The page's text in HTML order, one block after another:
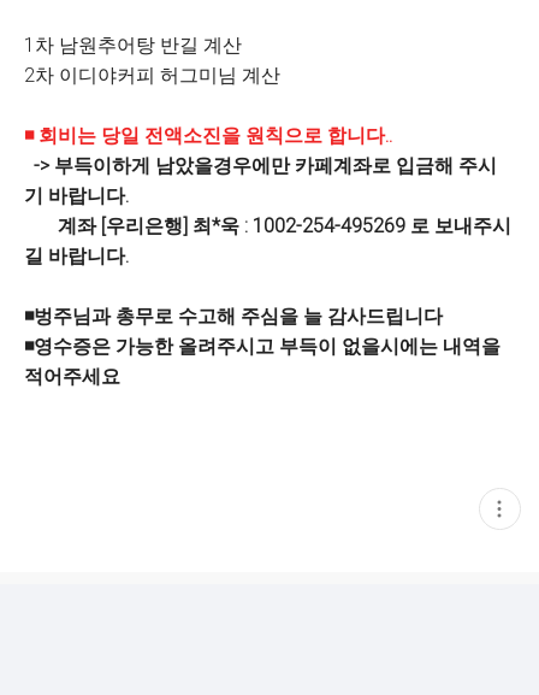
1차 남원추어탕 반길 계산
2차 이디야커피 허그미님 계산
◾ 회비는 당일 전액소진을 원칙으로 합니다..
-> 부득이하게 남았을경우에만 카페계좌로 입금해 주시
기 바랍니다.
계좌 [우리은행] 최*욱 : 1002-254-495269 로 보내주시
길 바랍니다.
◾벙주님과 총무로 수고해 주심을 늘 감사드립니다
◾영수증은 가능한 올려주시고 부득이 없을시에는 내역을
적어주세요
현
재